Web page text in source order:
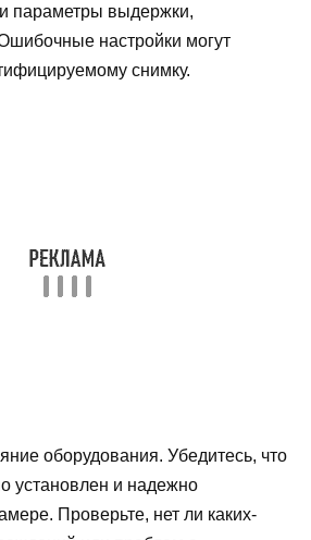
параметры выдержки,
настройки могут
снимку.
оборудования. Убедитесь, что
установлен и надежно
Проверьте, нет ли каких-